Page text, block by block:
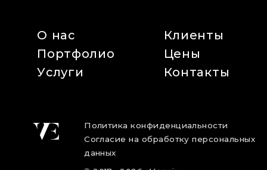
Политика конфиденциальности
Согласие на обработку персональных
данных
О нас
Портфолио
Услуги
Клиенты
Цены
Контакты